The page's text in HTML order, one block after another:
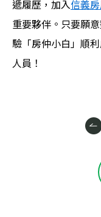
遞履歷，加入信義
重要夥伴。只要願
驗「房仲小白」順
人員！